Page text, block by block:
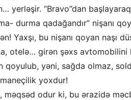
yerləşir. “Bravo”dan
durma qadağandır” nişanı
Yaxşı, bu nişanı qoyan naşı
otelə… girən şəxs avtomobilini
qoyulub, yəni, sağda olmaz,
yoxdur!
məqsəd odur ki, bu ərazidə